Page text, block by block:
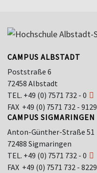
CAMPUS ALBSTADT
Poststraße 6
72458 Albstadt
TEL. +49 (0) 7571 732 - 0
FAX +49 (0) 7571 732 - 9129
CAMPUS SIGMARINGEN
Anton-Günther-Straße 51
72488 Sigmaringen
TEL. +49 (0) 7571 732 - 0
FAX +49 (0) 7571 732 - 8229